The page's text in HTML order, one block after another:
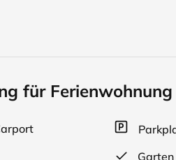
ist ca.115 qm groß und
genutzt werden. Im
und 2 Sesseln. Hier
Die Terrasse mit ihren ca. 20
für Ferienwohnung
Garten